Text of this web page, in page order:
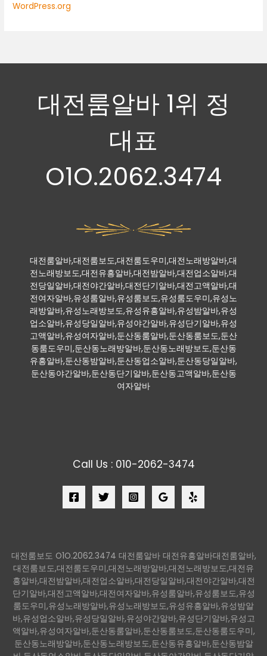
WordPress.org
대전룸알바 1위 정
대표
O1O.2062.3474
대전룸알바,대전룸보도,대전룸도우미,대전노래방알바,대
전노래방보도,대전유흥알바,대전밤알바,대전업소알바,대
전당일알바,대전야간알바,대전단기알바,대전고액알바,대
전여자알바,유성룸알바,유성룸보도,유성룸도우미,유성노
래방알바,유성노래방보도,유성유흥알바,유성밤알바,유성
업소알바,유성당일알바,유성야간알바,유성단기알바,유성
고액알바,유성여자알바,둔산동룸알바,둔산동룸보도,둔산
동룸도우미,둔산동노래방알바,둔산동노래방보도,둔산동
유흥알바,둔산동밤알바,둔산동업소알바,둔산동당일알바,
둔산동야간알바,둔산동단기알바,둔산동고액알바,둔산동
여자알바
Call Us : 010-2062-3474
대전룸보도 O1O.2062.3474 대전룸알바 대전유흥알바대전룸알바,
대전룸보도,대전룸도우미,대전노래방알바,대전노래방보도,대전유
흥알바,대전밤알바,대전업소알바,대전당일알바,대전야간알바,대전
단기알바,대전고액알바,대전여자알바,유성룸알바,유성룸보도,유성
룸도우미,유성노래방알바,유성노래방보도,유성유흥알바,유성밤알
바,유성업소알바,유성당일알바,유성야간알바,유성단기알바,유성고
액알바,유성여자알바,둔산동룸알바,둔산동룸보도,둔산동룸도우미,
둔산동노래방알바,둔산동노래방보도,둔산동유흥알바,둔산동밤알